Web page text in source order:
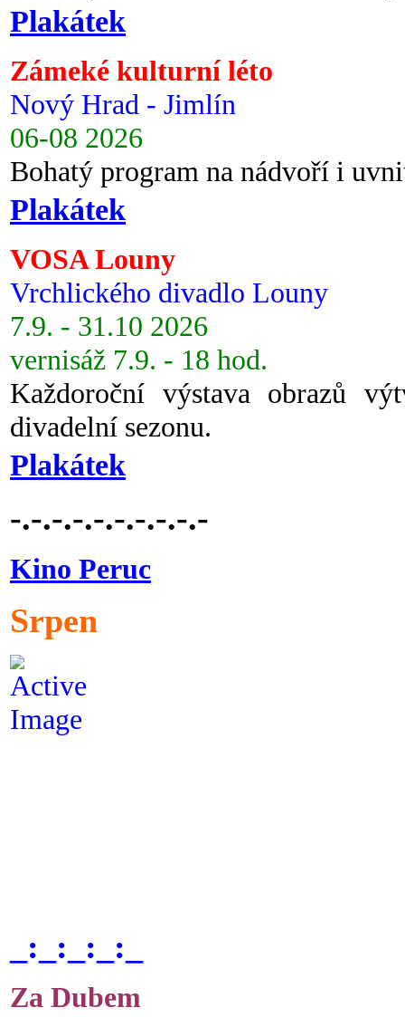
Plakátek
Zámeké kulturní léto
Nový Hrad - Jimlín
06-08 2026
Bohatý program na nádvoří i
Plakátek
VOSA Louny
Vrchlického divadlo Louny
7.9. - 31.10 2026
vernisáž 7.9. - 18 hod.
Každoroční výstava obrazů
divadelní sezonu.
Plakátek
-.-.-.-.-.-.-.-.-.-
Kino Peruc
Srpen
_:_:_:_:_
Za Dubem